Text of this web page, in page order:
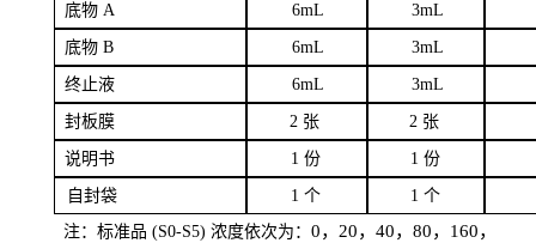
底物A 6mL 3mL
底物B 6mL 3mL
终止液 6mL 3mL
封板膜 2 张 2 张
说明书 1 份 1 份
自封袋 1 个 1 个
注：标准品 (S0-S5) 浓度依次为： 0，20，40，80，160，